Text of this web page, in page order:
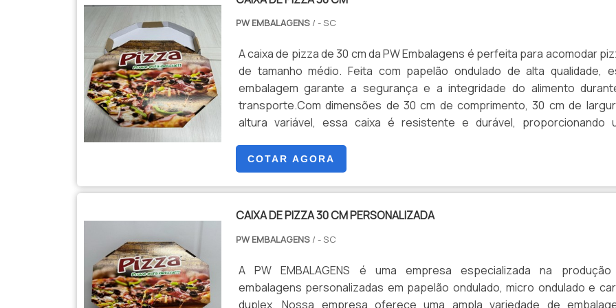
PW EMBALAGENS / - SC
A caixa de pizza de 30 cm da PW Embalagens é perfeita para acomodar
de tamanho médio. Feita com papelão ondulado de alta qualidade,
embalagem garante a segurança e a integridade do alimento
transporte.Com dimensões de 30 cm de comprimento, 30 cm de
altura variável, essa caixa é resistente e durável, proporcionando
funcional, com abas que facilitam o fechamento e a abertura da
PW Embalagens é uma empresa renomada no mercado de
oferecendo soluções personalizadas para diversos segmentos. Com
ampla variedade de produtos, como embalagens para pizza, lanches,
cada cliente.Além disso, a PW Embalagens se destaca pela qualidade
durabilidade necessárias para proteger os produtos. Com um
personalizado e entrega rápida, a empresa se tornou referência no
COTAR AGORA
CAIXA DE PIZZA 30 CM PERSONALIZADA
PW EMBALAGENS / - SC
A PW EMBALAGENS é uma empresa especializada na
embalagens personalizadas em papelão ondulado, micro ondulado e
duplex. Nossa empresa oferece uma ampla variedade de